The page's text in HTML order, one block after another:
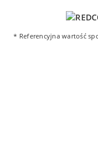
* Referencyjna wartość